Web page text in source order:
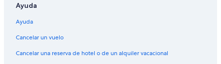
Ayuda
Ayuda
Cancelar un vuelo
Cancelar una reserva de hotel o de un alquiler vacacional